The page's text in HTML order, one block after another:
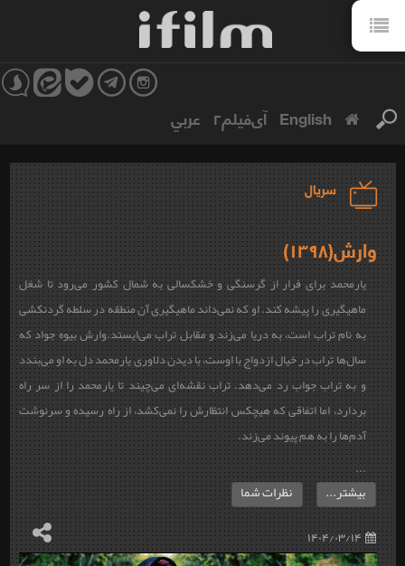
English آی‌فیلم۲ عربي
سریال
وارش(۱۳۹۸)
یارمحمد برای فرار از گرسنگی و خشکسالی به شمال کشور می‌رود تا شغل
ماهیگیری را پیشه کند. او که نمی‌داند ماهیگیری آن منطقه در سلطه گردنکشی
به نام تراب است، به دریا می‌زند و مقابل تراب می‌ایستد.وارش بیوه جواد که
سال‌ها تراب در خیال ازدواج با اوست، با دیدن دلاوری یارمحمد دل به او می‌بندد
و به تراب جواب رد می‌دهد. تراب نقشه‌ای می‌چیند تا یارمحمد را از سر راه
بردارد، اما اتفاقی که هیچکس انتظارش را نمی‌کشد، از راه رسیده و سرنوشت
آدم‌ها را به هم پیوند می‌زند.
...
۱۴۰۴/۰۳/۱۴
بیشتر... نظرات شما